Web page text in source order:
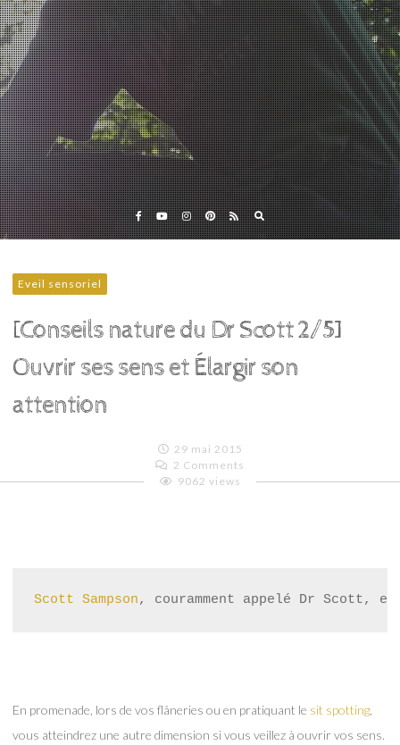
Eveil sensoriel
[Conseils nature du Dr Scott 2/5]
Ouvrir ses sens et Élargir son
attention
29 mai 2015
Emilie
2 Comments
9062 views
Scott Sampson, couramment appelé Dr Scott,
En promenade, lors de vos flâneries ou en pratiquant le sit spotting
vous atteindrez une autre dimension si vous veillez à ouvrir vos sens.